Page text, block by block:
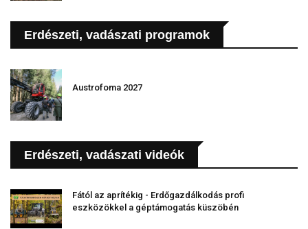
Erdészeti, vadászati programok
Austrofoma 2027
Erdészeti, vadászati videók
Fától az aprítékig - Erdőgazdálkodás profi
eszközökkel a géptámogatás küszöbén